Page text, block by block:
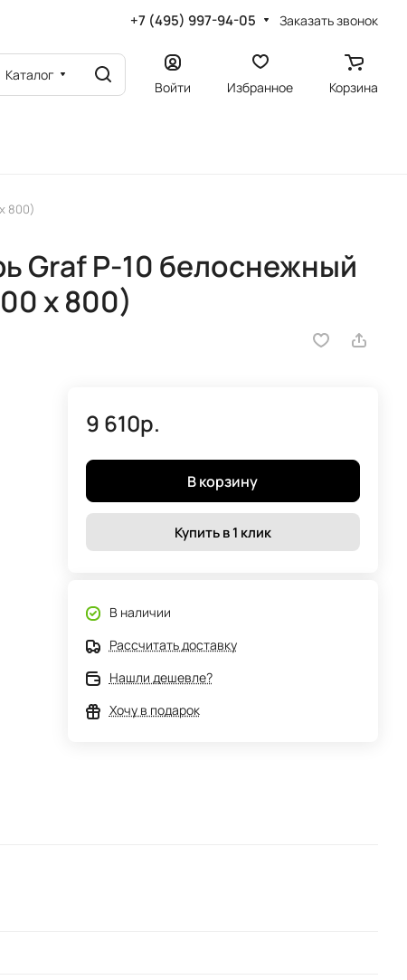
+7 (495) 997-94-05 Заказать звонок
Каталог
Войти Избранное Корзина
800)
Graf P-10 белоснежный
х 800)
9 610р.
В корзину
Купить в 1 клик
В наличии
Рассчитать доставку
Нашли дешевле?
Хочу в подарок